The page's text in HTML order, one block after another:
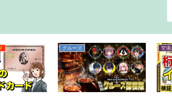
マイル ク